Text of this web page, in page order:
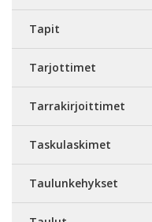
Tapit
Tarjottimet
Tarrakirjoittimet
Taskulaskimet
Taulunkehykset